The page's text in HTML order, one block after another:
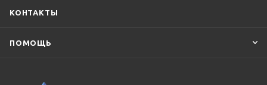
КОНТАКТЫ
ПОМОЩЬ